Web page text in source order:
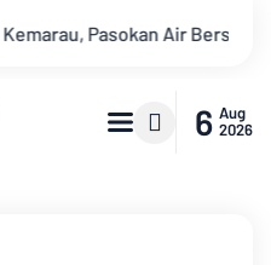
Keruh Kajati Jambi
6 Aug
2026